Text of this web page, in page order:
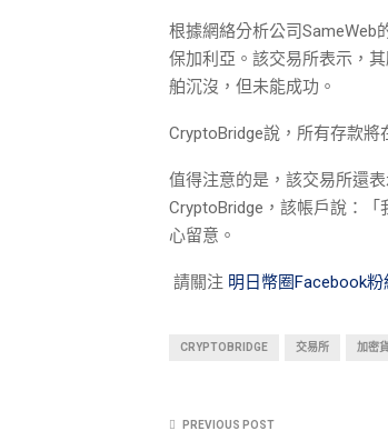
根據網絡分析公司SameWeb
保加利亞。該交易所表示，
舶沉沒，但未能成功。
CryptoBridge說，所有存款
值得注意的是，該交易所還
CryptoBridge，該帳戶說：
心留意。
請關注 明日幣圈Facebook粉
CRYPTOBRIDGE 交易所 加密
PREVIOUS POST